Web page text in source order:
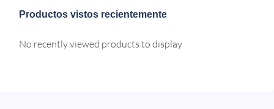
Productos vistos recientemente
No recently viewed products to display